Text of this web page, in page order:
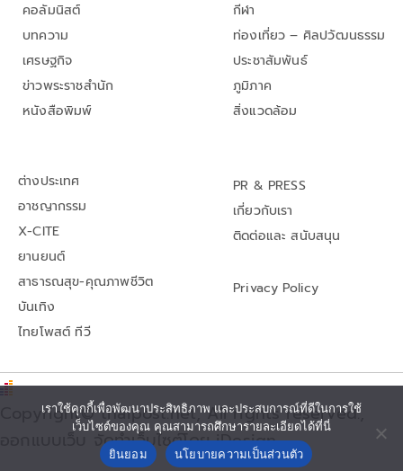
คอลัมนิสต์
บทความ
เศรษฐกิจ
ข่าวพระราชสำนัก
หนังสือพิมพ์
กีฬา
ท่องเที่ยว – ศิลปวัฒนธรรม
ประชาสัมพันธ์
ภูมิภาค
สิ่งแวดล้อม
ต่างประเทศ
อาชญากรรม
X-CITE
ยานยนต์
สาธารณสุข-คุณภาพชีวิต
บันเทิง
ไทยโพสต์ ทีวี
PR & PRESS
เกี่ยวกับเรา
ติดต่อและ สนับสนุน
Privacy Policy
Copyright© thaipost.net, All rights reserved.,
ออกแบบเว็บ จัดทำเว็บไซต์โดย iDesign
เราใช้คุกกี้เพื่อพัฒนาประสิทธิภาพ และประสบการณ์ที่ดีในการใช้
เว็บไซต์ของคุณ คุณสามารถศึกษารายละเอียดได้ที่นี่
ยินยอม
นโยบายความเป็นส่วนตัว